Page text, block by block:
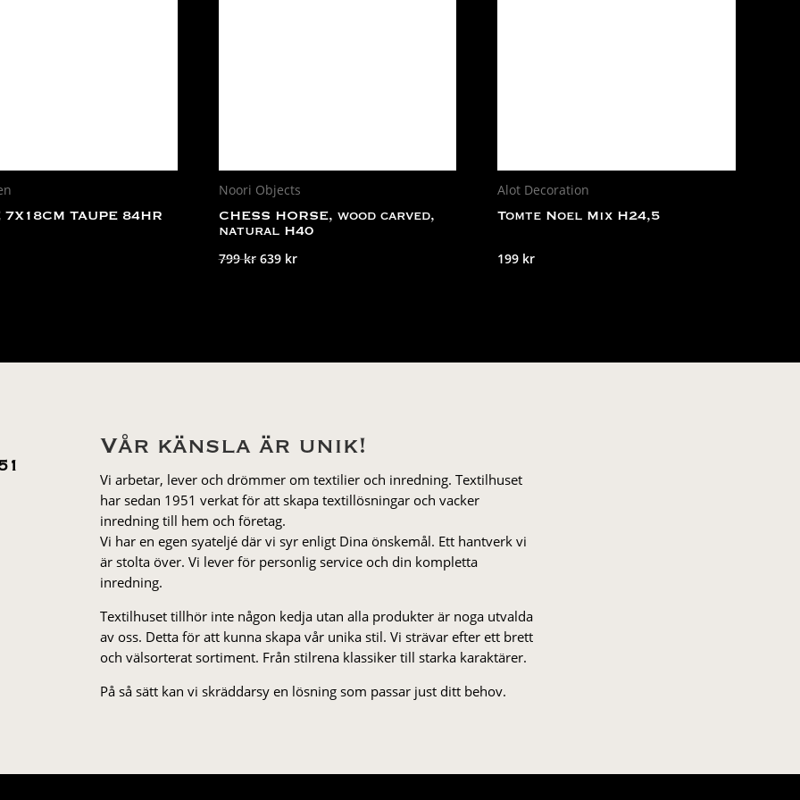
7X18CM TAUPE 84HR
Noori Objects
CHESS HORSE, wood carved,
natural H40
799kr Det
639 krDet
Alot Decoration
Tomte Noel Mix H24,5
199 kr
Vår känsla är unik!
Vi arbetar, lever och drömmer om textilier och inredning. Textilhuset
har sedan 1951 verkat för att skapa textillösningar och vacker
inredning till hem och företag.
Vi har en egen syateljé där vi syr enligt Dina önskemål. Ett hantverk vi
är stolta över. Vi lever för personlig service och din kompletta
inredning.
Textilhuset tillhör inte någon kedja utan alla produkter är noga utvalda
av oss. Detta för att kunna skapa vår unika stil. Vi strä­var efter ett brett
och välsorterat sor­ti­ment. Från stil­rena klas­siker till starka karaktärer.
På så sätt kan vi skräddarsy en lösning som passar just ditt behov.